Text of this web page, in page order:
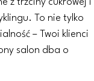
To nie tylko
– Twoi klienci
salon dba o